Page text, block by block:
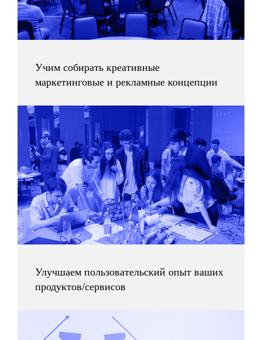
Учим собирать креативные
маркетинговые и рекламные концепции
Улучшаем пользовательский опыт ваших
продуктов/сервисов
Узнать больше
строится с помощью инструментов
социального моделирования
и теории фреймов.
Блог ИКРЫ
Все статьи